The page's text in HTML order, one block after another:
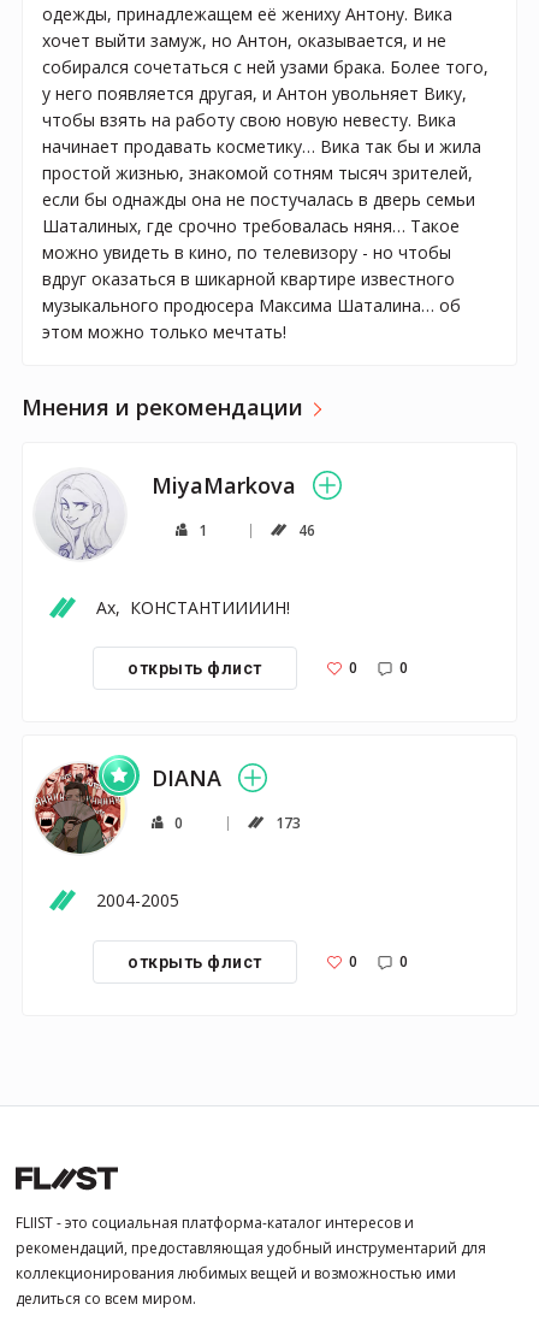
одежды, принадлежащем её жениху Антону. Вика
хочет выйти замуж, но Антон, оказывается, и не
собирался сочетаться с ней узами брака. Более того,
у него появляется другая, и Антон увольняет Вику,
чтобы взять на работу свою новую невесту. Вика
начинает продавать косметику… Вика так бы и жила
простой жизнью, знакомой сотням тысяч зрителей,
если бы однажды она не постучалась в дверь семьи
Шаталиных, где срочно требовалась няня… Такое
можно увидеть в кино, по телевизору - но чтобы
вдруг оказаться в шикарной квартире известного
музыкального продюсера Максима Шаталина… об
этом можно только мечтать!
Мнения и рекомендации
MiyaMarkova
1 46
Ах,  КОНСТАНТИИИИН!
открыть флист 0 0
DIANA
0 173
2004-2005
открыть флист 0 0
FLIIST - это социальная платформа-каталог интересов и
рекомендаций, предоставляющая удобный инструментарий для
коллекционирования любимых вещей и возможностью ими
делиться со всем миром.